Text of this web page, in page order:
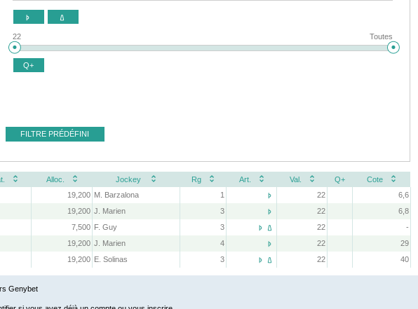
 
22 Toutes
Q+
FILTRE PRÉDÉFINI
Alloc. Jockey Rg Art. Val. Q+
Cote
19,200 M. Barzalona 1  22
6,6
19,200 J. Marien 3  22
6,8
7,500 F. Guy 3 
 22
-
19,200 J. Marien 4  22
29
19,200 E. Solinas 3 
 22 40
Genybet